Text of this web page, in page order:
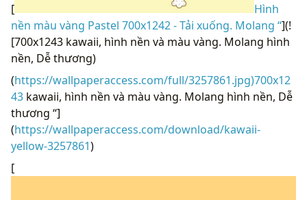
[
Hình
nền màu vàng Pastel 700x1242 - Tải xuống. Molang “](!
[700x1243 kawaii, hình nền và màu vàng. Molang hình
nền, Dễ thương)
(https://wallpaperaccess.com/full/3257861.jpg)700x12
43 kawaii, hình nền và màu vàng. Molang hình nền, Dễ
thương “]
(https://wallpaperaccess.com/download/kawaii-
yellow-3257861)
[